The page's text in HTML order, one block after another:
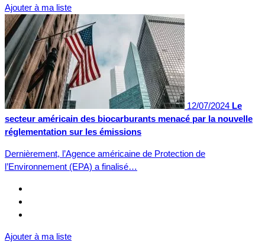
Ajouter à ma liste
12/07/2024 Le
secteur américain des biocarburants menacé par la nouvelle
réglementation sur les émissions
Dernièrement, l’Agence américaine de Protection de
l’Environnement (EPA) a finalisé…
Ajouter à ma liste